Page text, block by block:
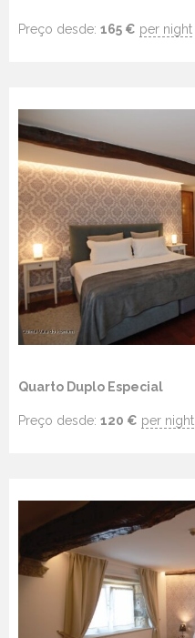
Preço desde: 165 € per night
Quarto Duplo Especial
Preço desde: 120 € per night